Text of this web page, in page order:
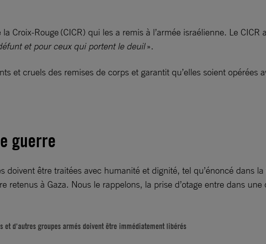
Croix-Rouge (CICR) qui les a remis à l’armée israélienne. Le CICR
et pour ceux qui portent le deuil».
et cruels des remises de corps et garantit qu’elles soient opérées
guerre
doivent être traitées avec humanité et dignité, tel qu’énoncé dans
retenus à Gaza. Nous le rappelons, la prise d’otage entre dans
d’autres groupes armés doivent être immédiatement libérés